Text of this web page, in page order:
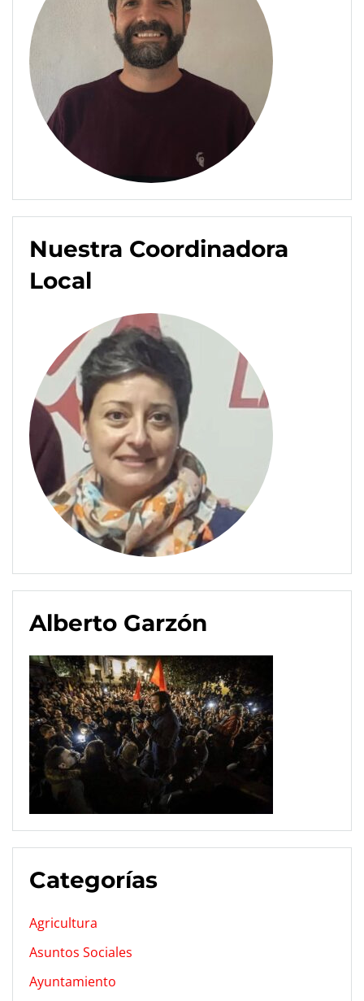
Nuestra Coordinadora
Local
Alberto Garzón
Categorías
Agricultura
Asuntos Sociales
Ayuntamiento